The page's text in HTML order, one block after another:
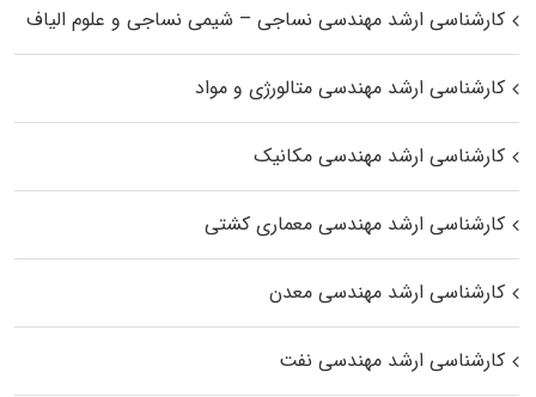
کارشناسی ارشد مهندسی نساجی – شیمی نساجی و علوم الیاف
کارشناسی ارشد مهندسی متالورژی و مواد
کارشناسی ارشد مهندسی مکانیک
کارشناسی ارشد مهندسی معماری کشتی
کارشناسی ارشد مهندسی معدن
کارشناسی ارشد مهندسی نفت